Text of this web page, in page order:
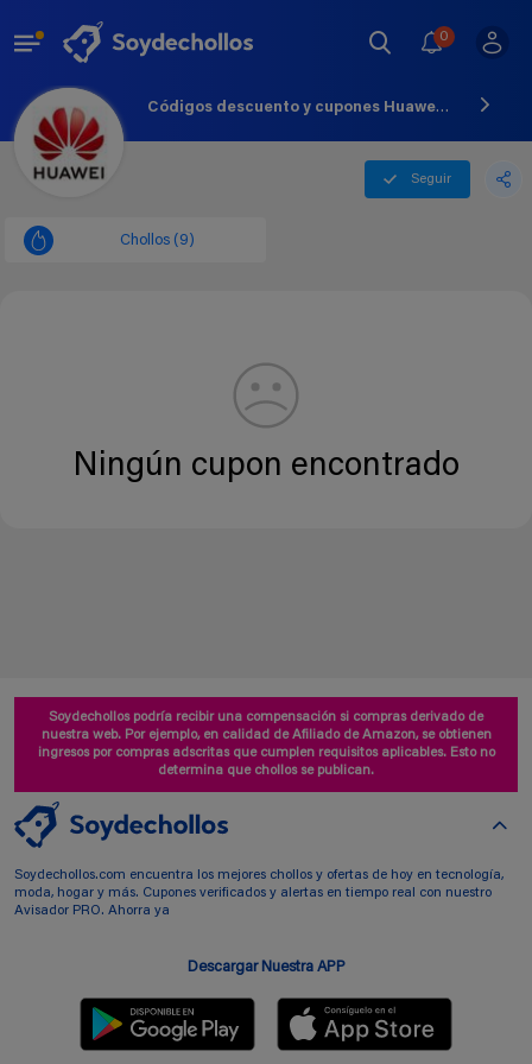
0
Códigos descuento y cupones Huawei Oficial - Agosto - 2026
Seguir
Chollos (9)
Ningún cupon encontrado
Soydechollos podría recibir una compensación si compras derivado de
nuestra web. Por ejemplo, en calidad de Afiliado de Amazon, se obtienen
ingresos por compras adscritas que cumplen requisitos aplicables. Esto no
determina que chollos se publican.
Soydechollos.com encuentra los mejores chollos y ofertas de hoy en tecnología,
moda, hogar y más. Cupones verificados y alertas en tiempo real con nuestro
Avisador PRO. Ahorra ya
Descargar Nuestra APP